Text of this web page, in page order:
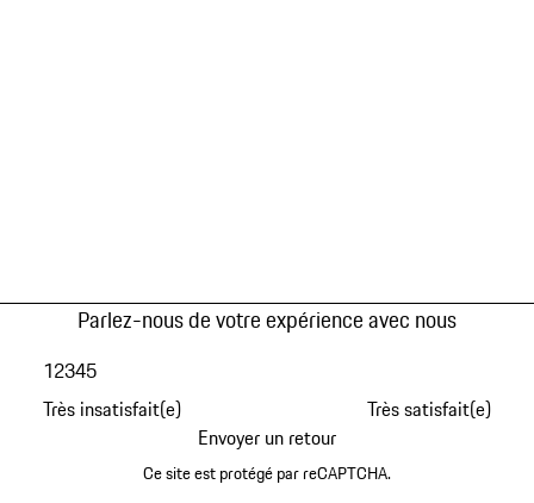
Parlez-nous de votre expérience avec nous
Très insatisfait(e)
12345
Très satisfait(e)
Envoyer un retour
Ce site est protégé par reCAPTCHA.